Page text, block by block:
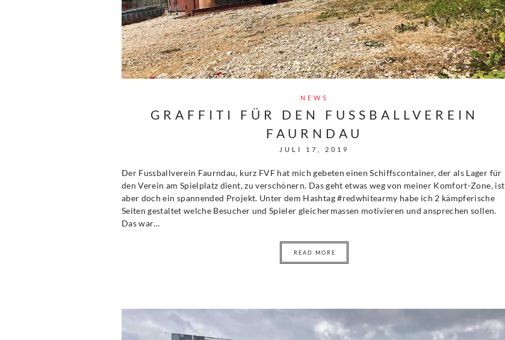
NEWS
GRAFFITI FÜR DEN FUSSBALLVEREIN
FAURNDAU
JULI 17, 2019
Der Fussballverein Faurndau, kurz FVF hat mich gebeten einen Schiffscontainer, der als Lager für
den Verein am Spielplatz dient, zu verschönern. Das geht etwas weg von meiner Komfort-Zone, ist
aber doch ein spannended Projekt. Unter dem Hashtag #redwhitearmy habe ich 2 kämpferische
Seiten gestaltet welche Besucher und Spieler gleichermassen motivieren und ansprechen sollen.
Das war…
READ MORE